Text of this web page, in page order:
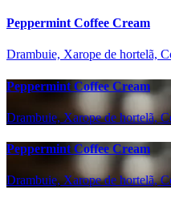
Peppermint Coffee Cream
Drambuie, Xarope de hortelã,
Peppermint Coffee Cream
Drambuie, Xarope de hortelã,
Peppermint Coffee Cream
Drambuie, Xarope de hortelã,